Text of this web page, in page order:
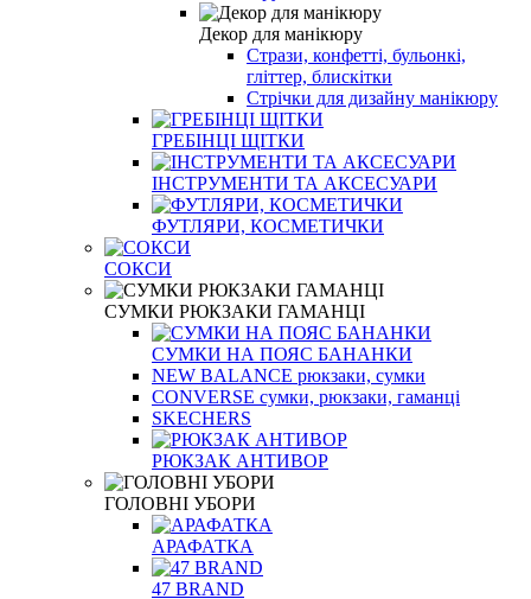
Декор для манікюру
Стрази, конфетті, бульонкі,
гліттер, блискітки
Стрічки для дизайну манікюру
ГРЕБІНЦІ ЩІТКИ
ІНСТРУМЕНТИ ТА АКСЕСУАРИ
ФУТЛЯРИ, КОСМЕТИЧКИ
СОКСИ
СУМКИ РЮКЗАКИ ГАМАНЦІ
СУМКИ НА ПОЯС БАНАНКИ
NEW BALANCE рюкзаки, сумки
CONVERSE сумки, рюкзаки, гаманці
SKECHERS
РЮКЗАК АНТИВОР
ГОЛОВНІ УБОРИ
АРАФАТКА
47 BRAND